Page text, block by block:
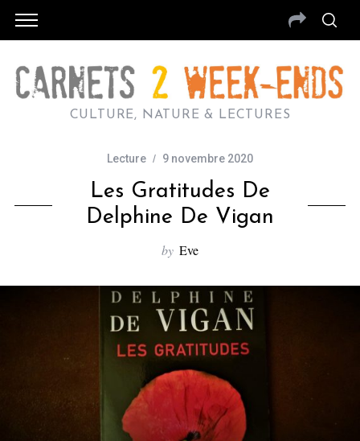
CULTURE, NATURE & LECTURES
Lecture 9 novembre 2020
Les Gratitudes De
Delphine De Vigan
by Eve